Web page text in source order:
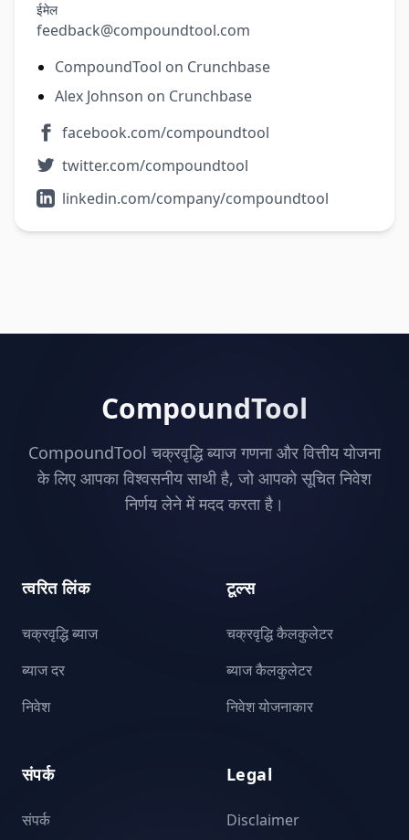
ईमेल
feedback@compoundtool.com
CompoundTool on Crunchbase
Alex Johnson on Crunchbase
facebook.com/compoundtool
twitter.com/compoundtool
linkedin.com/company/compoundtool
CompoundTool
CompoundTool चक्रवृद्धि ब्याज गणना और वित्तीय योजना
के लिए आपका विश्वसनीय साथी है, जो आपको सूचित निवेश
निर्णय लेने में मदद करता है।
त्वरित लिंक
चक्रवृद्धि ब्याज
ब्याज दर
निवेश
टूल्स
चक्रवृद्धि कैलकुलेटर
ब्याज कैलकुलेटर
निवेश योजनाकार
संपर्क
संपर्क
Legal
Disclaimer